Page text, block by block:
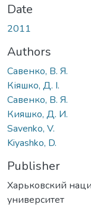
Date
2011
Authors
Савенко, В. Я.
Кіяшко, Д. І.
Савенко, В. Я.
Кияшко, Д. И.
Savenko, V.
Kiyashko, D.
Publisher
Харьковский
университет